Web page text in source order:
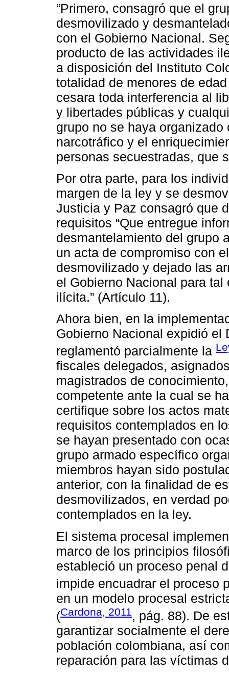
“Primero, consagró que el
desmovilizado y
con el Gobierno Nacional.
producto de las actividades
a disposición del Instituto
totalidad de menores de
cesara toda interferencia al
y libertades públicas y
grupo no se haya
narcotráfico y el
personas secuestradas, que
Por otra parte, para los
margen de la ley y se
Justicia y Paz consagró que
requisitos “Que entregue
desmantelamiento del grupo
un acta de compromiso con
desmovilizado y dejado las
el Gobierno Nacional para
ilícita.” (Artículo 11).
Ahora bien, en la
Gobierno Nacional expidió el
reglamentó parcialmente la
fiscales delegados,
magistrados de
competente ante la cual se
certifique sobre los actos
requisitos contemplados en
se hayan presentado con
grupo armado específico
miembros hayan sido
anterior, con la finalidad de
desmovilizados, en verdad
contemplados en la ley.
El sistema procesal
marco de los principios
estableció un proceso penal
impide encuadrar el proceso
en un modelo procesal
(Cardona, 2011, pág. 88). De
garantizar socialmente el
población colombiana, así
reparación para las víctimas